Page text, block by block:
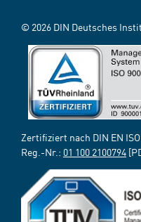
© 2026 DIN Deutsches
Zertifiziert nach DIN EN
Reg.-Nr.: 01 100 2100794